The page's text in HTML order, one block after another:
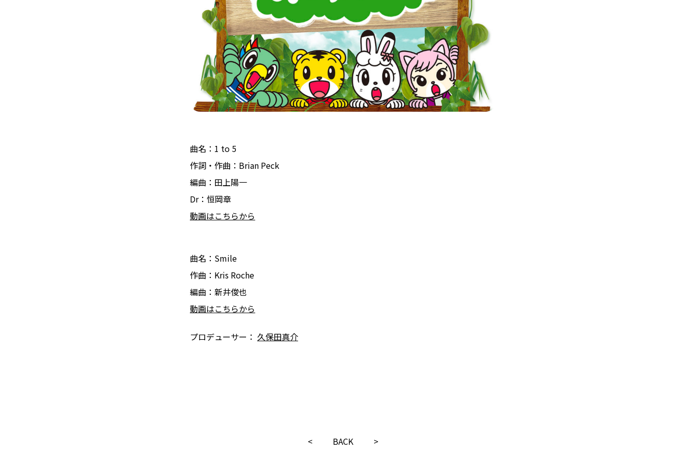
曲名：1 to 5
作詞・作曲：Brian Peck
編曲：田上陽一
Dr：恒岡章
動画はこちらから
曲名：Smile
作曲：Kris Roche
編曲：新井俊也
動画はこちらから
プロデューサー： 久保田真介
< BACK >